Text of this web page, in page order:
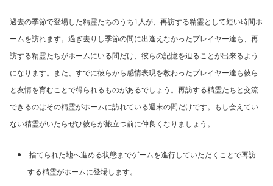
過去の季節で登場した精霊たちのうち1人が、再訪する精霊として短い時間ホ
ームを訪れます。過ぎ去りし季節の間に出逢えなかったプレイヤー達も、再
訪する精霊たちがホームにいる間だけ、彼らの記憶を辿ることが出来るよう
になります。また、すでに彼らから感情表現を教わったプレイヤー達も彼ら
と友情を育むことで得られるものがあるでしょう。再訪する精霊たちと交流
できるのはその精霊がホームに訪れている週末の間だけです。もし会えてい
ない精霊がいたらぜひ彼らが旅立つ前に仲良くなりましょう。
捨てられた地へ進める状態までゲームを進行していただくことで再訪
する精霊がホームに登場します。